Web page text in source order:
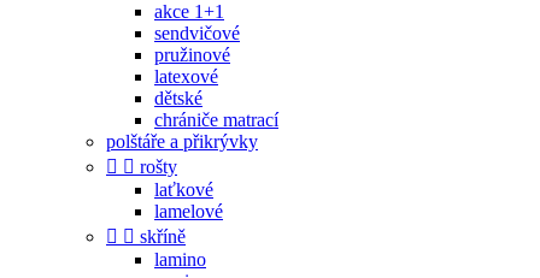
akce 1+1
sendvičové
pružinové
latexové
dětské
chrániče matrací
polštáře a přikrývky
  rošty
laťkové
lamelové
  skříně
lamino